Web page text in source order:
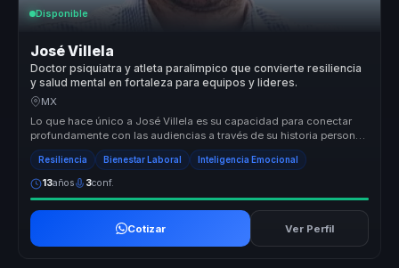
Disponible
José Villela
Doctor psiquiatra y atleta paralimpico que convierte resiliencia
y salud mental en fortaleza para equipos y lideres.
MX
Lo que hace único a José Villela es su capacidad para conectar
profundamente con las audiencias a través de su historia personal
de super...
Resiliencia Bienestar Laboral Inteligencia Emocional
13años 3conf.
Cotizar Ver Perfil